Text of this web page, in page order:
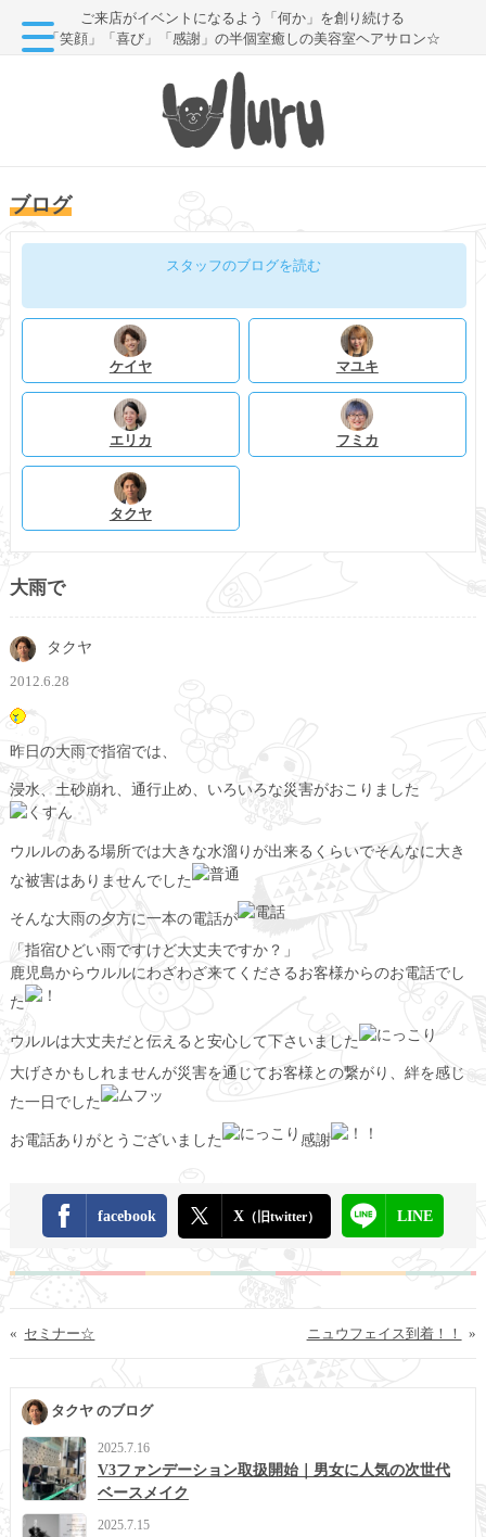
ご来店がイベントになるよう「何か」を創り続ける
「笑顔」「喜び」「感謝」の半個室癒しの美容室ヘアサロン☆
ブログ
スタッフのブログを読む
ケイヤ マユキ
エリカ フミカ
タクヤ
大雨で
タクヤ
2012.6.28
昨日の大雨で指宿では、
浸水、土砂崩れ、通行止め、いろいろな災害がおこりました
ウルルのある場所では大きな水溜りが出来るくらいでそんなに大き
な被害はありませんでした
そんな大雨の夕方に一本の電話が
「指宿ひどい雨ですけど大丈夫ですか？」
鹿児島からウルルにわざわざ来てくださるお客様からのお電話でし
た
ウルルは大丈夫だと伝えると安心して下さいました
大げさかもしれませんが災害を通じてお客様との繋がり、絆を感じ
た一日でした
お電話ありがとうございました 感謝
facebook X（旧twitter） LINE
« セミナー☆ »
ニュウフェイス到着！！
タクヤ のブログ
2025.7.16
V3ファンデーション取扱開始｜男女に人気の次世代
ベースメイク
2025.7.15